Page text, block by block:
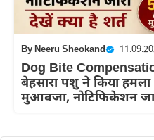
ByNeeru Sheokand
Dog Bite
बेहसारा पशु ने किया
मुआवजा, नोटिफिकेशन